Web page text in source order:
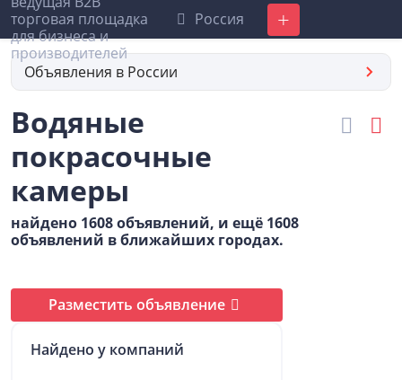
Россия Добавить
Объявления в России
Водяные
покрасочные
камеры
найдено 1608 объявлений, и ещё 1608
объявлений в ближайших городах.
Разместить объявление
Найдено у компаний